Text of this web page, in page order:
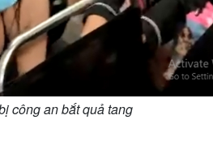
công an bắt quả tang